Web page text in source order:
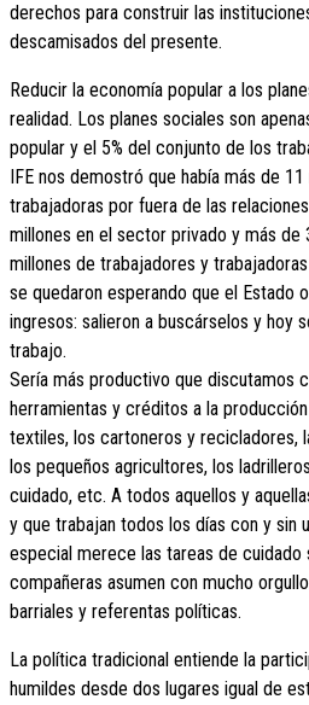
derechos para construir las
descamisados del presente.
Reducir la economía popular a los
realidad. Los planes sociales son
popular y el 5% del conjunto de los
IFE nos demostró que había más de
trabajadoras por fuera de las
millones en el sector privado y más
millones de trabajadores y
se quedaron esperando que el Estado
ingresos: salieron a buscárselos y hoy
trabajo.
Sería más productivo que discutamos
herramientas y créditos a la
textiles, los cartoneros y recicladores,
los pequeños agricultores, los
cuidado, etc. A todos aquellos y
y que trabajan todos los días con y sin
especial merece las tareas de cuidado
compañeras asumen con mucho
barriales y referentas políticas.
La política tradicional entiende la
humildes desde dos lugares igual de